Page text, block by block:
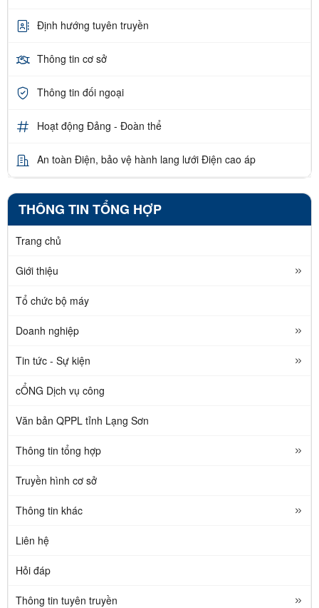
Định hướng tuyên truyền
Thông tin cơ sở
Thông tin đối ngoại
Hoạt động Đảng - Đoàn thể
An toàn Điện, bảo vệ hành lang lưới Điện cao áp
THÔNG TIN TỔNG HỢP
Trang chủ
Giới thiệu
Tổ chức bộ máy
Doanh nghiệp
Tin tức - Sự kiện
cỔNG Dịch vụ công
Văn bản QPPL tỉnh Lạng Sơn
Thông tin tổng hợp
Truyền hình cơ sở
Thông tin khác
Liên hệ
Hỏi đáp
Thông tin tuyên truyền